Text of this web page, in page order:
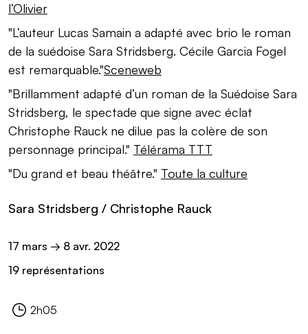
l’Olivier
"L’auteur Lucas Samain a adapté avec brio le roman
de la suédoise Sara Stridsberg. Cécile Garcia Fogel
est remarquable."Sceneweb
"Brillamment adapté d’un roman de la Suédoise Sara
Stridsberg, le spectade que signe avec éclat
Christophe Rauck ne dilue pas la colère de son
personnage principal." Télérama TTT
"Du grand et beau théâtre." Toute la culture
Sara Stridsberg / Christophe Rauck
17 mars → 8 avr. 2022
19 représentations
Durée :
2h05